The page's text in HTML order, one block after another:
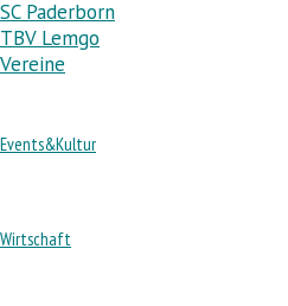
SC Paderborn
TBV Lemgo
Vereine
Events&Kultur
Wirtschaft